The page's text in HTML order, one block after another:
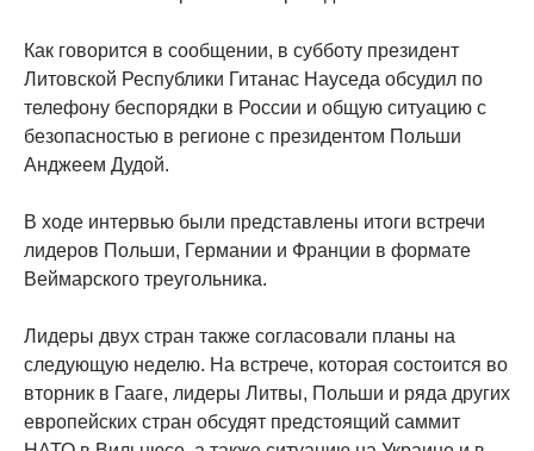
Как говорится в сообщении, в субботу президент
Литовской Республики Гитанас Науседа обсудил по
телефону беспорядки в России и общую ситуацию с
безопасностью в регионе с президентом Польши
Анджеем Дудой.
В ходе интервью были представлены итоги встречи
лидеров Польши, Германии и Франции в формате
Веймарского треугольника.
Лидеры двух стран также согласовали планы на
следующую неделю. На встрече, которая состоится во
вторник в Гааге, лидеры Литвы, Польши и ряда других
европейских стран обсудят предстоящий саммит